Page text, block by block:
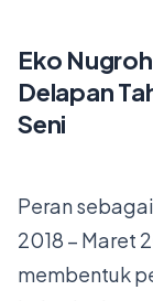
Eko
Delapan
Seni
Peran
2018 – Maret
membentuk